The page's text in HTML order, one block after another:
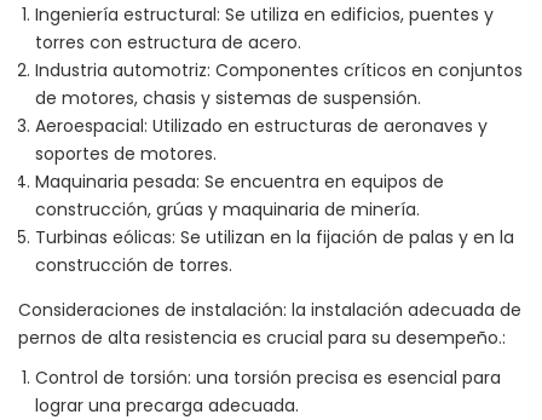
Ingeniería estructural: Se utiliza en edificios, puentes y
torres con estructura de acero.
Industria automotriz: Componentes críticos en conjuntos
de motores, chasis y sistemas de suspensión.
Aeroespacial: Utilizado en estructuras de aeronaves y
soportes de motores.
Maquinaria pesada: Se encuentra en equipos de
construcción, grúas y maquinaria de minería.
Turbinas eólicas: Se utilizan en la fijación de palas y en la
construcción de torres.
Consideraciones de instalación: la instalación adecuada de
pernos de alta resistencia es crucial para su desempeño.:
Control de torsión: una torsión precisa es esencial para
lograr una precarga adecuada.